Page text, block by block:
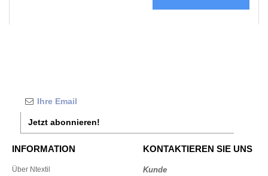
Jetzt abonnieren!
INFORMATION
Über Ntextil
KONTAKTIEREN SIE UNS
Kunde